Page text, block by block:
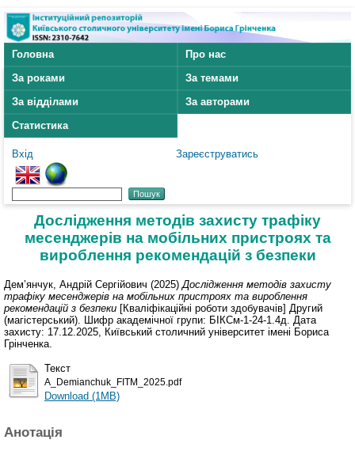
Головна
Про нас
За роками
За темами
За відділами
За авторами
Статистика
Вхід Зареєструватись
Дослідження методів захисту трафіку
месенджерів на мобільних пристроях та
вироблення рекомендацій з безпеки
Дем’янчук, Андрій Сергійович (2025) Дослідження методів захисту
трафіку месенджерів на мобільних пристроях та вироблення
рекомендацій з безпеки [Кваліфікаційні роботи здобувачів] Другий
(магістерський). Шифр академічної групи: БІКСм-1-24-1.4д. Дата
захисту: 17.12.2025, Київський столичний університет імені Бориса
Грінченка.
Текст
A_Demianchuk_FITM_2025.pdf
Download (1MB)
Анотація